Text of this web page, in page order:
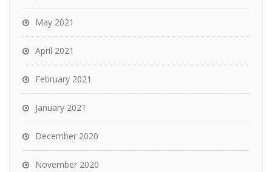
May 2021
April 2021
February 2021
January 2021
December 2020
November 2020